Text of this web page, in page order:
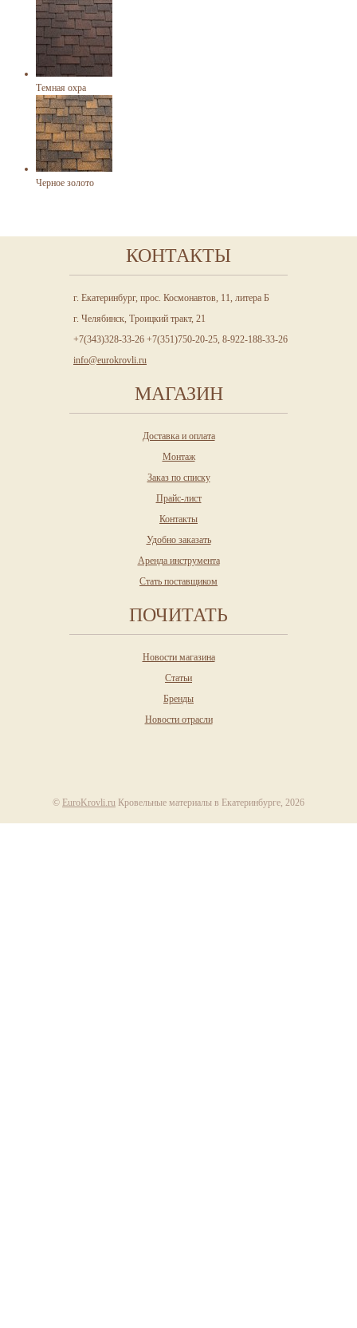
Темная охра
Черное золото
КОНТАКТЫ
г. Екатеринбург, прос. Космонавтов, 11, литера Б
г. Челябинск, Троицкий тракт, 21
+7(343)328-33-26 +7(351)750-20-25, 8-922-188-33-26
info@eurokrovli.ru
МАГАЗИН
Доставка и оплата
Монтаж
Заказ по списку
Прайс-лист
Контакты
Удобно заказать
Аренда инструмента
Стать поставщиком
ПОЧИТАТЬ
Новости магазина
Статьи
Бренды
Новости отрасли
© EuroKrovli.ru Кровельные материалы в Екатеринбурге, 2026